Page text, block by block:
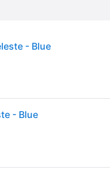
- Blue
- Blue